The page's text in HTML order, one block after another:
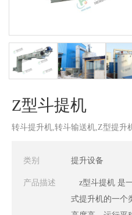
Z型斗提机
转斗提升机,转斗输送机,Z型提升
类别 提升设备
产品描述
z型斗提机 是
式提升机的一个